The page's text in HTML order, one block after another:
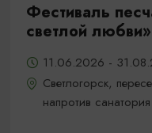
Фестиваль
светлой любви»
11.06.2026 -
Светлогорск,
напротив